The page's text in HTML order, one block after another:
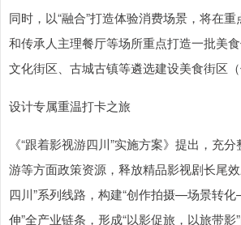
同时，以“融合”打造体验消费场景，将在
和传承人主理餐厅等场所重点打造一批美
文化街区、古城古镇等遴选建设美食街区（
设计专属重温打卡之旅
《“跟着影视游四川”实施方案》提出，充
游等方面政策资源，释放精品影视剧长尾
四川”系列线路，构建“创作拍摄—场景转
伸”全产业链条，形成“以影促旅，以旅带